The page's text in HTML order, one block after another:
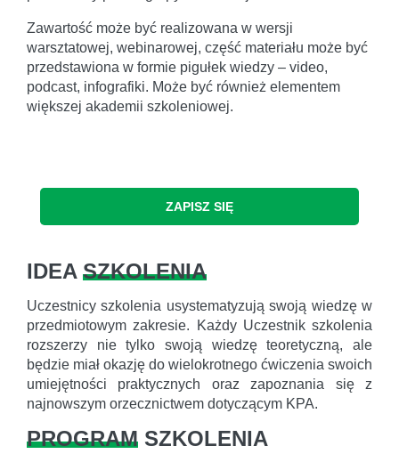
Zawartość może być realizowana w wersji
warsztatowej, webinarowej, część materiału może być
przedstawiona w formie pigułek wiedzy – video,
podcast, infografiki. Może być również elementem
większej akademii szkoleniowej.
ZAPISZ SIĘ
IDEA SZKOLENIA
Uczestnicy szkolenia usystematyzują swoją wiedzę w
przedmiotowym zakresie. Każdy Uczestnik szkolenia
rozszerzy nie tylko swoją wiedzę teoretyczną, ale
będzie miał okazję do wielokrotnego ćwiczenia swoich
umiejętności praktycznych oraz zapoznania się z
najnowszym orzecznictwem dotyczącym KPA.
PROGRAM SZKOLENIA